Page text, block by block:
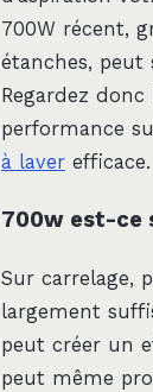
700W récent,
étanches, peut
Regardez
performance
à laver efficace.
700w est-ce
Sur carrelage,
largement
peut créer un
peut même